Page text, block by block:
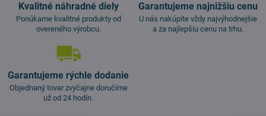
Kvalitné náhradné diely
Ponúkame kvalitné produkty od
overeného výrobcu.
Garantujeme najnižšiu cenu
U nás nakúpite vždy najvýhodnejšie
a za najlepšiu cenu na trhu.
Garantujeme rýchle dodanie
Objednaný tovar zvyčajne doručíme
už od 24 hodín.